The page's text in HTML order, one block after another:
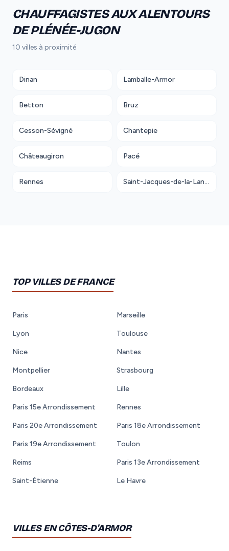
CHAUFFAGISTES AUX ALENTOURS
DE PLÉNÉE-JUGON
10 villes à proximité
Dinan Lamballe-Armor
Betton Bruz
Cesson-Sévigné Chantepie
Châteaugiron Pacé
Rennes Saint-Jacques-de-la-Lande
TOP VILLES DE FRANCE
Paris Marseille
Lyon Toulouse
Nice Nantes
Montpellier Strasbourg
Bordeaux Lille
Paris 15e Arrondissement Rennes
Paris 20e Arrondissement Paris 18e Arrondissement
Paris 19e Arrondissement Toulon
Reims Paris 13e Arrondissement
Saint-Étienne Le Havre
VILLES EN CÔTES-D'ARMOR